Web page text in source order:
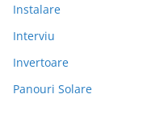
Instalare
Interviu
Invertoare
Panouri Solare